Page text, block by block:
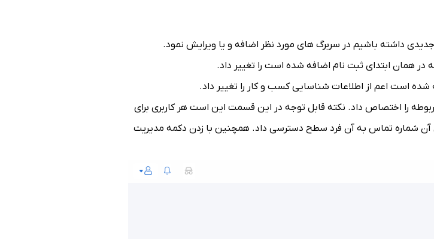
داشته باشیم در سربرگ های مورد نظر اضافه و یا ویرایش نمود.
در همان ابتدای ثبت نام اضافه شده است را تغییر داد.
شده است اعم از اطلاعات شناسایی کسب و کار را تغییر داد.
را اختصاص داد. نکته قابل توجه در این قسمت این است هر کاربری برای
آن شماره تماس به آن فرد سطح دسترسی داد. همچنین با زدن دکمه مدیریت